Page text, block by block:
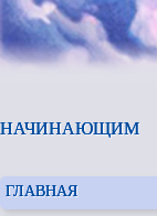
НАЧИНАЮЩИМ
ГЛАВНАЯ